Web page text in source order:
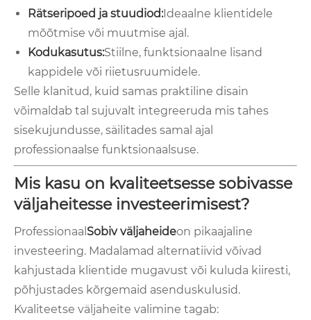
Rätseripoed ja stuudiod:Ideaalne klientidele
mõõtmise või muutmise ajal.
Kodukasutus:Stiilne, funktsionaalne lisand
kappidele või riietusruumidele.
Selle klanitud, kuid samas praktiline disain
võimaldab tal sujuvalt integreeruda mis tahes
sisekujundusse, säilitades samal ajal
professionaalse funktsionaalsuse.
Mis kasu on kvaliteetsesse sobivasse
väljaheitesse investeerimisest?
Professionaal Sobiv väljaheideon pikaajaline
investeering. Madalamad alternatiivid võivad
kahjustada klientide mugavust või kuluda kiiresti,
põhjustades kõrgemaid asenduskulusid.
Kvaliteetse väljaheite valimine tagab: